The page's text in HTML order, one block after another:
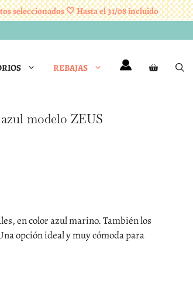
🤍 Hasta el 31/08 incluido
REBAJAS
modelo ZEUS
en color azul marino. También los
opción ideal y muy cómoda para